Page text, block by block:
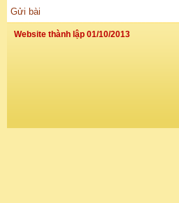
Gửi bài
Website thành lập 01/10/2013